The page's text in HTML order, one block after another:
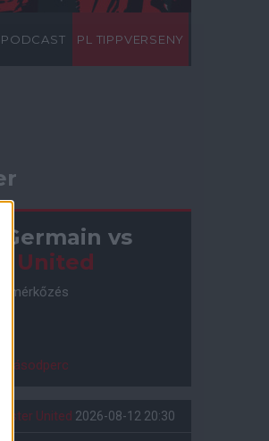
PODCAST PL TIPPVERSENY
Germain vs
United
mérkőzés
másodperc
United 2026-08-12 20:30